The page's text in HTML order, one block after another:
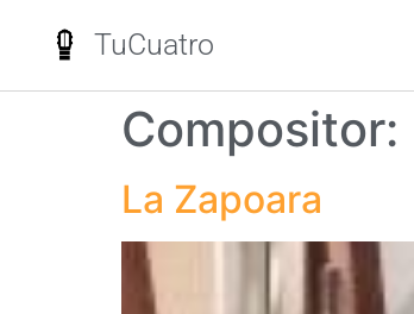
TuCuatro
Compositor:
La Zapoara